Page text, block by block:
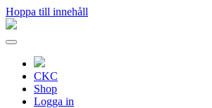
Hoppa till innehåll
CKC
Shop
Logga in